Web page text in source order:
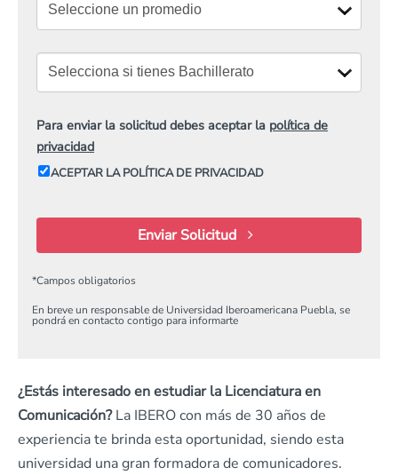
Para enviar la solicitud debes aceptar la política de
privacidad
ACEPTAR LA POLÍTICA DE PRIVACIDAD
Enviar Solicitud
*Campos obligatorios
En breve un responsable de Universidad Iberoamericana Puebla, se
pondrá en contacto contigo para informarte
¿Estás interesado en estudiar la Licenciatura en
Comunicación?La IBERO con más de 30 años de
experiencia te brinda esta oportunidad, siendo esta
universidad una gran formadora de comunicadores.